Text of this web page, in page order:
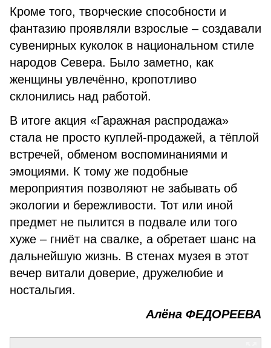
Кроме того, творческие способности и
фантазию проявляли взрослые – создавали
сувенирных куколок в национальном стиле
народов Севера. Было заметно, как
женщины увлечённо, кропотливо
склонились над работой.
В итоге акция «Гаражная распродажа»
стала не просто куплей-продажей, а тёплой
встречей, обменом воспоминаниями и
эмоциями. К тому же подобные
мероприятия позволяют не забывать об
экологии и бережливости. Тот или иной
предмет не пылится в подвале или того
хуже – гниёт на свалке, а обретает шанс на
дальнейшую жизнь. В стенах музея в этот
вечер витали доверие, дружелюбие и
ностальгия.
Алёна ФЕДОРЕЕВА